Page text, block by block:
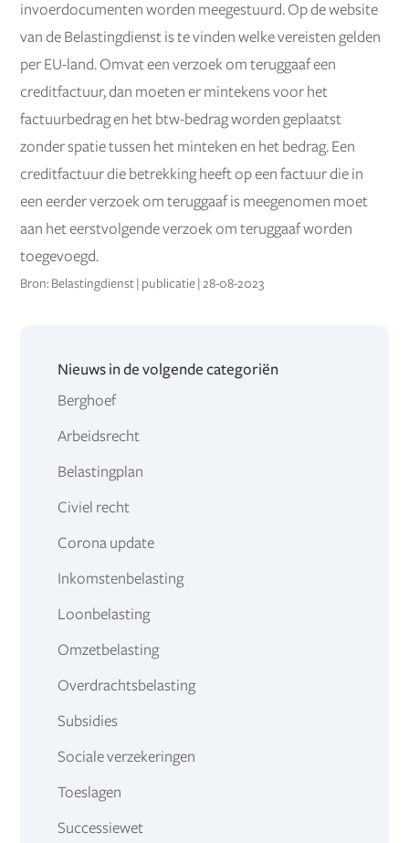
invoerdocumenten worden meegestuurd. Op de website
van de Belastingdienst is te vinden welke vereisten gelden
per EU-land. Omvat een verzoek om teruggaaf een
creditfactuur, dan moeten er mintekens voor het
factuurbedrag en het btw-bedrag worden geplaatst
zonder spatie tussen het minteken en het bedrag. Een
creditfactuur die betrekking heeft op een factuur die in
een eerder verzoek om teruggaaf is meegenomen moet
aan het eerstvolgende verzoek om teruggaaf worden
toegevoegd.
Bron: Belastingdienst | publicatie | 28-08-2023
Nieuws in de volgende categoriën
Berghoef
Arbeidsrecht
Belastingplan
Civiel recht
Corona update
Inkomstenbelasting
Loonbelasting
Omzetbelasting
Overdrachtsbelasting
Subsidies
Sociale verzekeringen
Toeslagen
Successiewet